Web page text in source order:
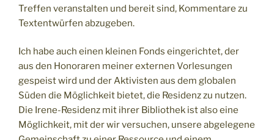
Treffen veranstalten und bereit sind, Kommentare zu
Textentwürfen abzugeben.
Ich habe auch einen kleinen Fonds eingerichtet, der
aus den Honoraren meiner externen Vorlesungen
gespeist wird und der Aktivisten aus dem globalen
Süden die Möglichkeit bietet, die Residenz zu nutzen.
Die Irene-Residenz mit ihrer Bibliothek ist also eine
Möglichkeit, mit der wir versuchen, unsere abgelegene